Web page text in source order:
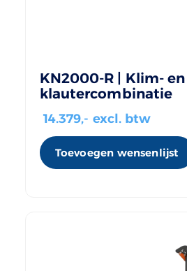
KN2000-R | Klim- en
klautercombinatie
14.379,- excl. btw
Toevoegen wensenlijst